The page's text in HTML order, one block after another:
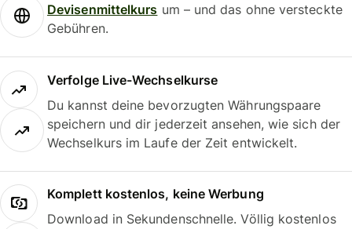
Devisenmittelkurs um – und das ohne versteckte
Gebühren.
Verfolge Live-Wechselkurse
Du kannst deine bevorzugten Währungspaare
speichern und dir jederzeit ansehen, wie sich der
Wechselkurs im Laufe der Zeit entwickelt.
Komplett kostenlos, keine Werbung
Download in Sekundenschnelle. Völlig kostenlos